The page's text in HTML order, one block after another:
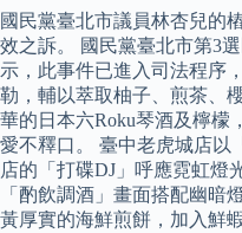
國民黨臺北市議員林杏兒的
效之訴。 國民黨臺北市第3
示，此事件已進入司法程序
勒，輔以萃取柚子、煎茶、
華的日本六Roku琴酒及檸檬
愛不釋口。 臺中老虎城店以
店的「打碟DJ」呼應霓虹燈
「酌飲調酒」畫面搭配幽暗
黃厚實的海鮮煎餅，加入鮮